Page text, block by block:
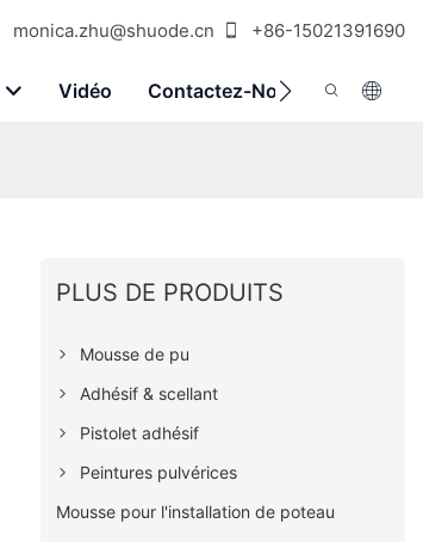
monica.zhu@shuode.cn +86-15021391690
Vidéo Contactez-Nous
PLUS DE PRODUITS
Mousse de pu
Adhésif & scellant
Pistolet adhésif
Peintures pulvérices
Mousse pour l'installation de poteau